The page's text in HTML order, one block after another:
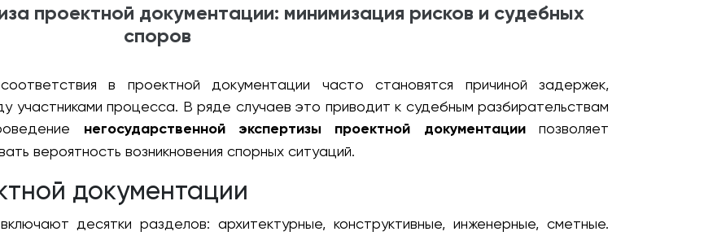
проектной документации: минимизация рисков и судебных
споров
в проектной документации часто становятся причиной задержек,
процесса. В ряде случаев это приводит к судебным разбирательствам
негосударственной экспертизы проектной документациипозволяет
вероятность возникновения спорных ситуаций.
документации
десятки разделов: архитектурные, конструктивные, инженерные, сметные.